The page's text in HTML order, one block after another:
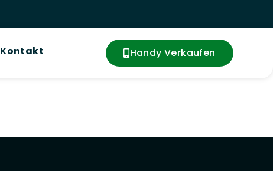
Kontakt Handy Verkaufen